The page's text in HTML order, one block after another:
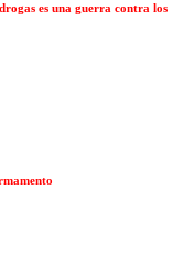
es una guerra contra los